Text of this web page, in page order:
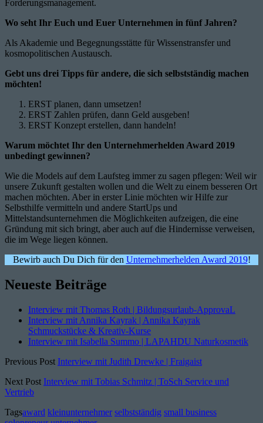
Forderungsmanagement.
Wo seht Ihr Euch und Euer Unternehmen in fünf Jahren?
Als Akademie und Begegnungsstätte für Wissenstransfer und
kosmopolitischen Austausch.
Gebt uns drei Tipps für andere, die sich selbstständig machen
möchten!
ERST planen, dann umsetzen!
ERST Zahlen prüfen, dann Geld ausgeben!
ERST Konzept erstellen, dann handeln!
Warum möchtet Ihr den Unternehmerhelden Award 2019
unbedingt gewinnen?
Wie die Models auf dem Laufsteg immer zu sagen pflegen: Weil wir
unsere Zukunft gestalten wollen und die Welt zu einem besseren Ort
machen möchten. Aber in erster Linie möchten wir Hilfe zur
Selbsthilfe vermitteln und andere StartUps und
Mittelstandsunternehmen die Möglichkeiten aufzeigen, die eine
Gründung mit sich bringt, aber auch auf die Hindernisse verweisen,
die im Wege liegen können.
Bewirb auch Du Dich für den Unternehmerhelden Award 2019!
Neueste Beiträge
Interview mit Thomas Roth | Bildungsurlaub-ApprovaL
Interview mit Annika Kayrak | Annika Kayrak
Schmuckstücke & Kreativ-Kurse
Interview mit Isabella Summo | LAPAHDU Naturkosmetik
Previous Post Interview mit Judith Drewke | Fraigaist
Next Post Interview mit Tobias Schmitz | ToSch Service und
Vertrieb
Tagsaward kleinunternehmer selbstständig small business